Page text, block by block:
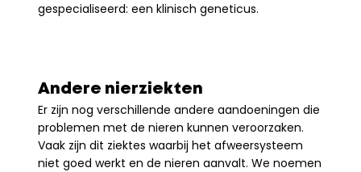
gespecialiseerd: een klinisch geneticus.
Andere nierziekten
Er zijn nog verschillende andere aandoeningen die
problemen met de nieren kunnen veroorzaken.
Vaak zijn dit ziektes waarbij het afweersysteem
niet goed werkt en de nieren aanvalt. We noemen